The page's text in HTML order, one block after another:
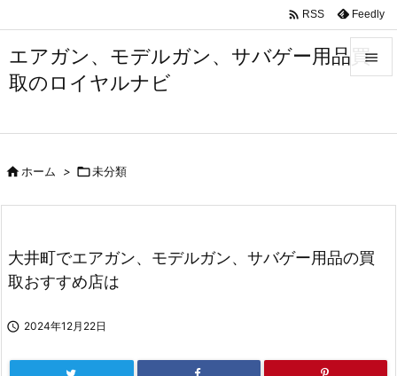
エアガン、モデルガン、サバゲー用品買
取のロイヤルナビ


前へ
次へ
 RSS Feedly
ホーム > 未分類
大井町でエアガン、モデルガン、サバゲー用品の買
取おすすめ店は
 2024年12月22日